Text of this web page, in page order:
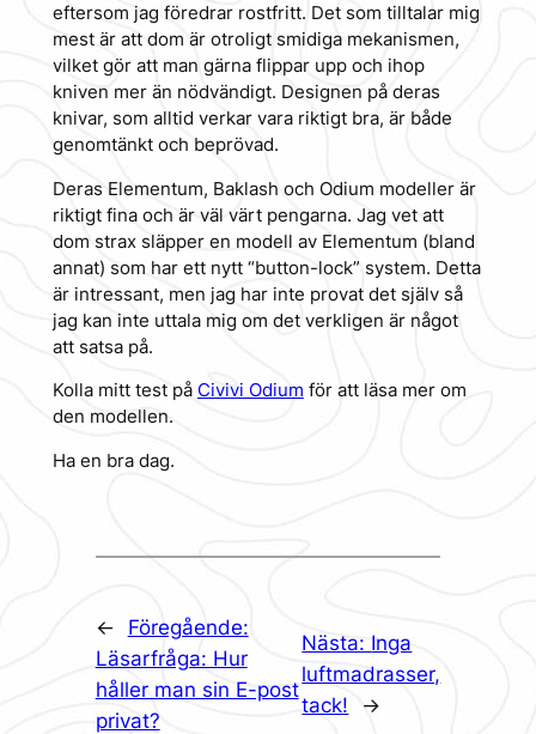
eftersom jag föredrar rostfritt. Det som tilltalar mig
mest är att dom är otroligt smidiga mekanismen,
vilket gör att man gärna flippar upp och ihop
kniven mer än nödvändigt. Designen på deras
knivar, som alltid verkar vara riktigt bra, är både
genomtänkt och beprövad.
Deras Elementum, Baklash och Odium modeller är
riktigt fina och är väl värt pengarna. Jag vet att
dom strax släpper en modell av Elementum (bland
annat) som har ett nytt “button-lock” system. Detta
är intressant, men jag har inte provat det själv så
jag kan inte uttala mig om det verkligen är något
att satsa på.
Kolla mitt test på Civivi Odium för att läsa mer om
den modellen.
Ha en bra dag.
←
Föregående:
Läsarfråga: Hur
håller man sin E-post
privat?
Nästa: Inga
luftmadrasser,
tack!
→